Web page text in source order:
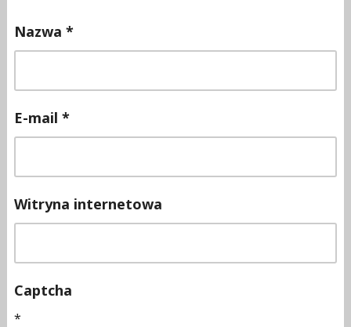
Nazwa *
E-mail *
Witryna internetowa
Captcha
*